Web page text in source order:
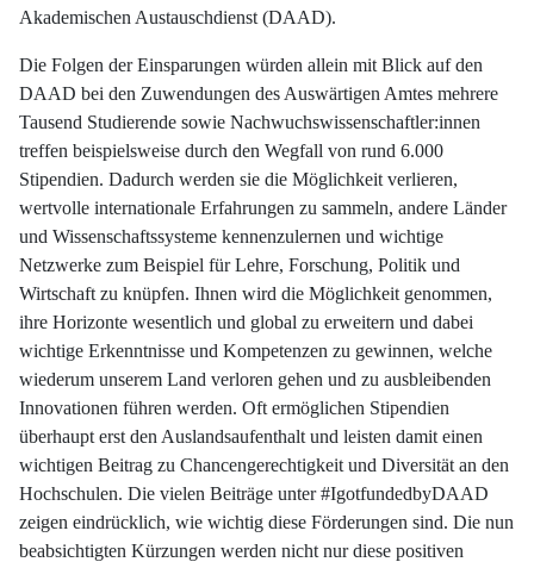
Akademischen Austauschdienst (DAAD).
Die Folgen der Einsparungen würden allein mit Blick auf den
DAAD bei den Zuwendungen des Auswärtigen Amtes mehrere
Tausend Studierende sowie Nachwuchswissenschaftler:innen
treffen beispielsweise durch den Wegfall von rund 6.000
Stipendien. Dadurch werden sie die Möglichkeit verlieren,
wertvolle internationale Erfahrungen zu sammeln, andere Länder
und Wissenschaftssysteme kennenzulernen und wichtige
Netzwerke zum Beispiel für Lehre, Forschung, Politik und
Wirtschaft zu knüpfen. Ihnen wird die Möglichkeit genommen,
ihre Horizonte wesentlich und global zu erweitern und dabei
wichtige Erkenntnisse und Kompetenzen zu gewinnen, welche
wiederum unserem Land verloren gehen und zu ausbleibenden
Innovationen führen werden. Oft ermöglichen Stipendien
überhaupt erst den Auslandsaufenthalt und leisten damit einen
wichtigen Beitrag zu Chancengerechtigkeit und Diversität an den
Hochschulen. Die vielen Beiträge unter #IgotfundedbyDAAD
zeigen eindrücklich, wie wichtig diese Förderungen sind. Die nun
beabsichtigten Kürzungen werden nicht nur diese positiven